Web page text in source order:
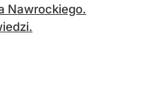
Nawrockiego.